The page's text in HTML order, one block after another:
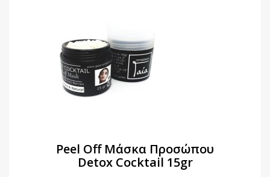
Peel Off Μάσκα Προσώπου
Detox Cocktail 15gr